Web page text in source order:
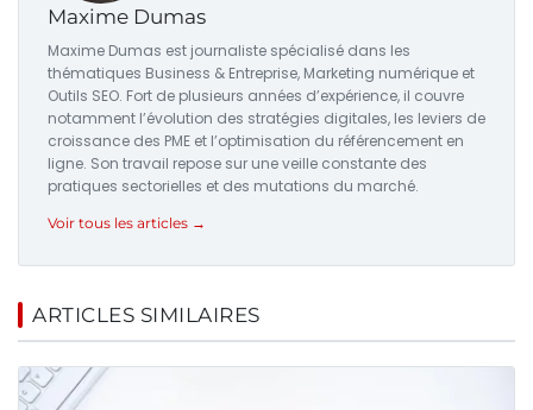
Maxime Dumas
Maxime Dumas est journaliste spécialisé dans les
thématiques Business & Entreprise, Marketing numérique et
Outils SEO. Fort de plusieurs années d’expérience, il couvre
notamment l’évolution des stratégies digitales, les leviers de
croissance des PME et l’optimisation du référencement en
ligne. Son travail repose sur une veille constante des
pratiques sectorielles et des mutations du marché.
Voir tous les articles →
ARTICLES SIMILAIRES